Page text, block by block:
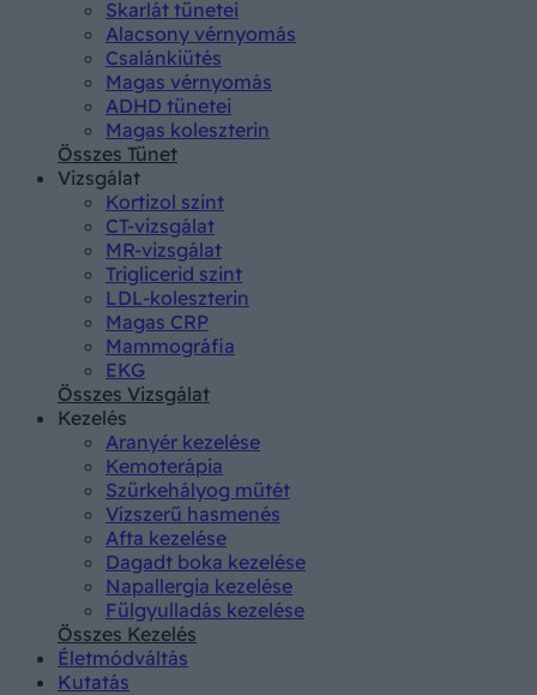
Skarlát tünetei
Alacsony vérnyomás
Csalánkiütés
Magas vérnyomás
ADHD tünetei
Magas koleszterin
Összes Tünet
Vizsgálat
Kortizol szint
CT-vizsgálat
MR-vizsgálat
Triglicerid szint
LDL-koleszterin
Magas CRP
Mammográfia
EKG
Összes Vizsgálat
Kezelés
Aranyér kezelése
Kemoterápia
Szürkehályog műtét
Vízszerű hasmenés
Afta kezelése
Dagadt boka kezelése
Napallergia kezelése
Fülgyulladás kezelése
Összes Kezelés
Életmódváltás
Kutatás